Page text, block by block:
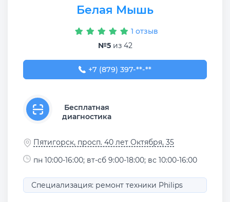
Белая Мышь
1 отзыв
№5из 42
+7 (879) 397-02-61
+7 (879) 397-**-**
Бесплатная
диагностика
Пятигорск, просп. 40 лет Октября, 35
пн 10:00-16:00; вт-сб 9:00-18:00; вс 10:00-16:00
Специализация: ремонт техники Philips